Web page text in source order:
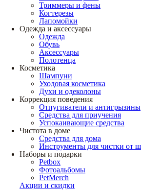
Триммеры и фены
Когтерезы
Лапомойки
Одежда и аксессуары
Одежда
Обувь
Аксессуары
Полотенца
Косметика
Шампуни
Уходовая косметика
Духи и одеколоны
Коррекция поведения
Отпугиватели и антигрызины
Средства для приучения
Успокаивающие средства
Чистота в доме
Средства для дома
Инструменты для чистки от
Наборы и подарки
Petbox
Фотоальбомы
PetMerch
Акции и скидки